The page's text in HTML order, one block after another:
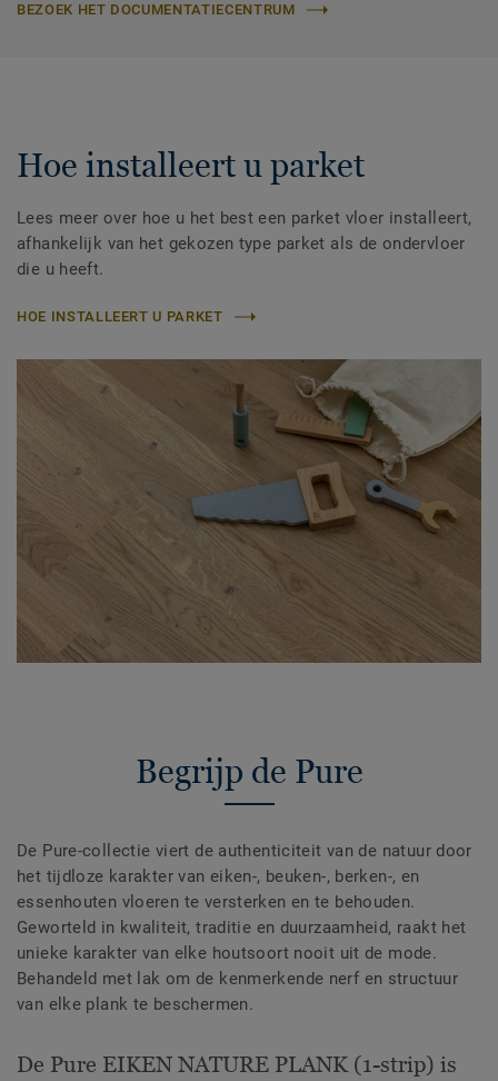
BEZOEK HET DOCUMENTATIECENTRUM
Hoe installeert u parket
Lees meer over hoe u het best een parket vloer installeert,
afhankelijk van het gekozen type parket als de ondervloer
die u heeft.
HOE INSTALLEERT U PARKET
Begrijp de Pure
De Pure-collectie viert de authenticiteit van de natuur door
het tijdloze karakter van eiken-, beuken-, berken-, en
essenhouten vloeren te versterken en te behouden.
Geworteld in kwaliteit, traditie en duurzaamheid, raakt het
unieke karakter van elke houtsoort nooit uit de mode.
Behandeld met lak om de kenmerkende nerf en structuur
van elke plank te beschermen.
De Pure EIKEN NATURE PLANK (1-strip) is